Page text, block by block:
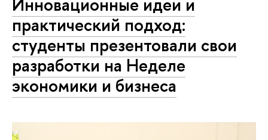
практический подход:
студенты презентовали свои
разработки на Неделе
экономики и бизнеса